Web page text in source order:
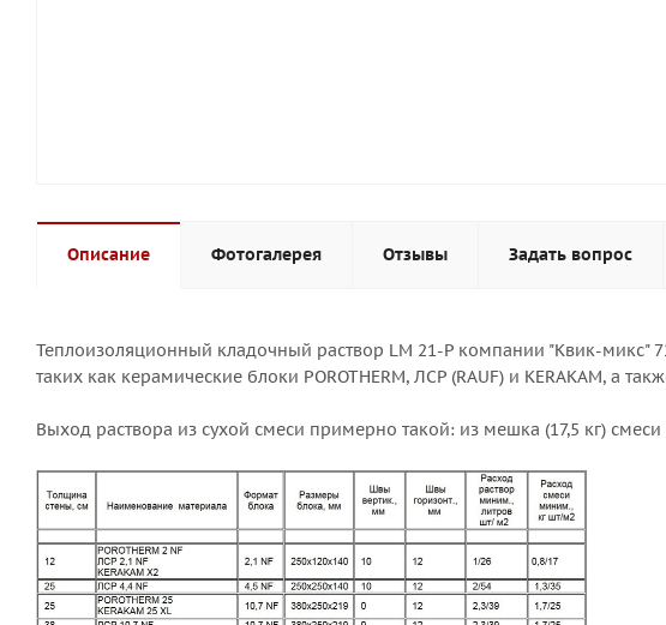
Описание Фотогалерея Отзывы Задать вопрос
Теплоизоляционный кладочный раствор LM 21-P компании "Квик-микс"
таких как керамические блоки POROTHERM, ЛСР (RAUF) и KERAKAM, а
Выход раствора из сухой смеси примерно такой: из мешка (17,5 кг)